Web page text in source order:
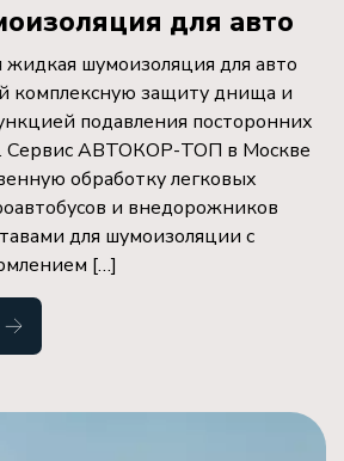
для авто
шумоизоляция для авто
комплексную защиту днища и
подавления посторонних
Сервис АВТОКОР-ТОП в Москве
обработку легковых
и внедорожников
для шумоизоляции с
[…]